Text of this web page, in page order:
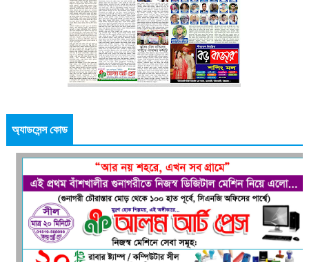
অ্যাডসেন্স কোড